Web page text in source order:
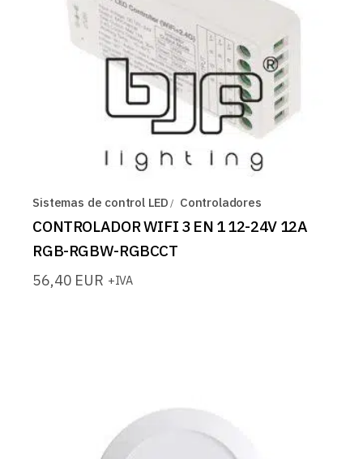
Sistemas de control LED Controladores
CONTROLADOR WIFI 3 EN 1 12-24V 12A
RGB-RGBW-RGBCCT
56,40 EUR +IVA